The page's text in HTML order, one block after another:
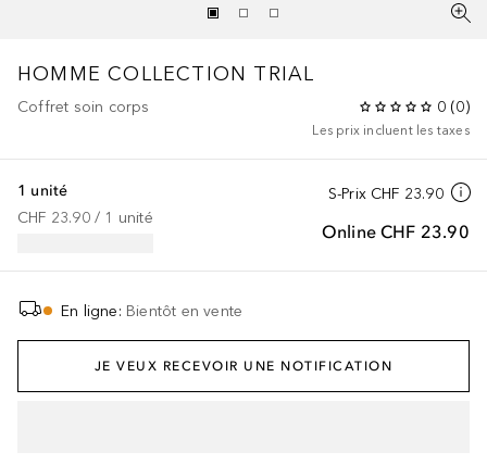
HOMME COLLECTION TRIAL
Coffret soin corps 0 (0)
Les prix incluent les taxes
S-Prix CHF 23.90
Online CHF 23.90
1 unité
CHF 23.90 / 1 unité
En ligne: Bientôt en vente
JE VEUX RECEVOIR UNE NOTIFICATION